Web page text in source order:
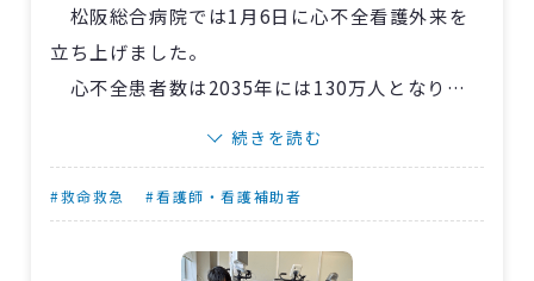
松阪総合病院では1月6日に心不全看護外来を
立ち上げました。
心不全患者数は2035年には130万人となり、
院があり、再入院を繰り返す患者さんも少なく
ありません。
再入院は非医学的な誘因が多くを占め、生活
続きを読む
#救命救急 #看護師・看護補助者